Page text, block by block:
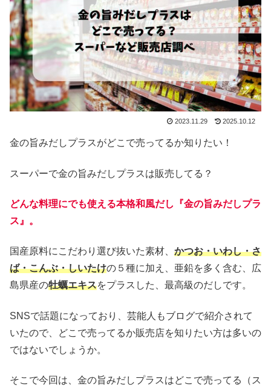
2023.11.29 2025.10.12
金の旨みだしプラスがどこで売ってるか知りたい！
スーパーで金の旨みだしプラスは販売してる？
どんな料理にでも使える本格和風だし『金の旨みだしプラ
ス』。
国産原料にこだわり選び抜いた素材、 かつお・いわし・さ
ば・こんぶ・しいたけの５種に加え、亜鉛を多く含む、広
島県産の牡蠣エキスをプラスした、最高級のだしです。
SNSで話題になっており、芸能人もブログで紹介されて
いたので、どこで売ってるか販売店を知りたい方は多いの
ではないでしょうか。
そこで今回は、金の旨みだしプラスはどこで売ってる（ス